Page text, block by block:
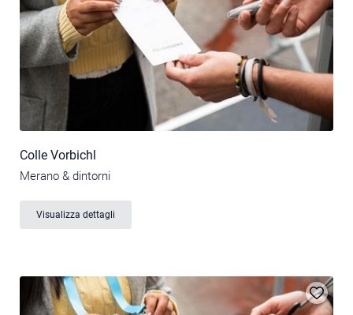
Colle Vorbichl
Merano & dintorni
Visualizza dettagli